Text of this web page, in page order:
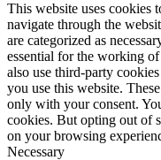
This website uses cookies
navigate through the
are categorized as
essential for the working
also use third-party
you use this website.
only with your consent.
cookies. But opting out of
on your browsing
Necessary